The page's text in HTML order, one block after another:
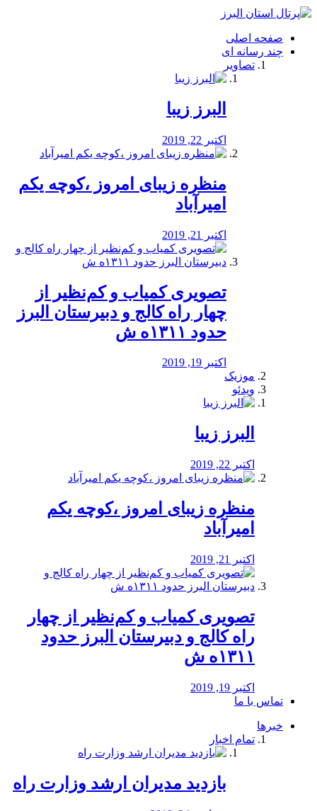
فصد
شرق
تهران
خشکشویی
صفحه اصلی
چند رسانه ای
تصاویر
البرز زیبا
اکتبر 22, 2019
منظره‌‌ زیبای امروز ،کوچه یکم
امیرآباد
اکتبر 21, 2019
️تصویری کمیاب و کم‌نظیر از
چهار راه كالج و دبيرستان البرز
حدود ۱۳۱۱ه ش
اکتبر 19, 2019
موزیک
ویدئو
البرز زیبا
اکتبر 22, 2019
منظره‌‌ زیبای امروز ،کوچه یکم
امیرآباد
اکتبر 21, 2019
️تصویری کمیاب و کم‌نظیر از چهار
راه كالج و دبيرستان البرز حدود
۱۳۱۱ه ش
اکتبر 19, 2019
تماس با ما
خبرها
تمام اخبار
بازدید مدیران ارشد وزارت راه